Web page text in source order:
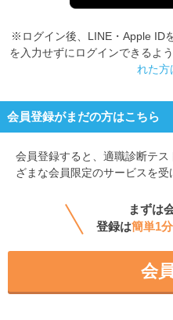
※ログイン後、LINE・Apple ID
を入力せずにログインできるよ
れた方
会員登録がまだの方はこちら
会員登録すると、 適職診断テス
ざまな会員限定のサービスを受
まずは
登録は簡単1分
会